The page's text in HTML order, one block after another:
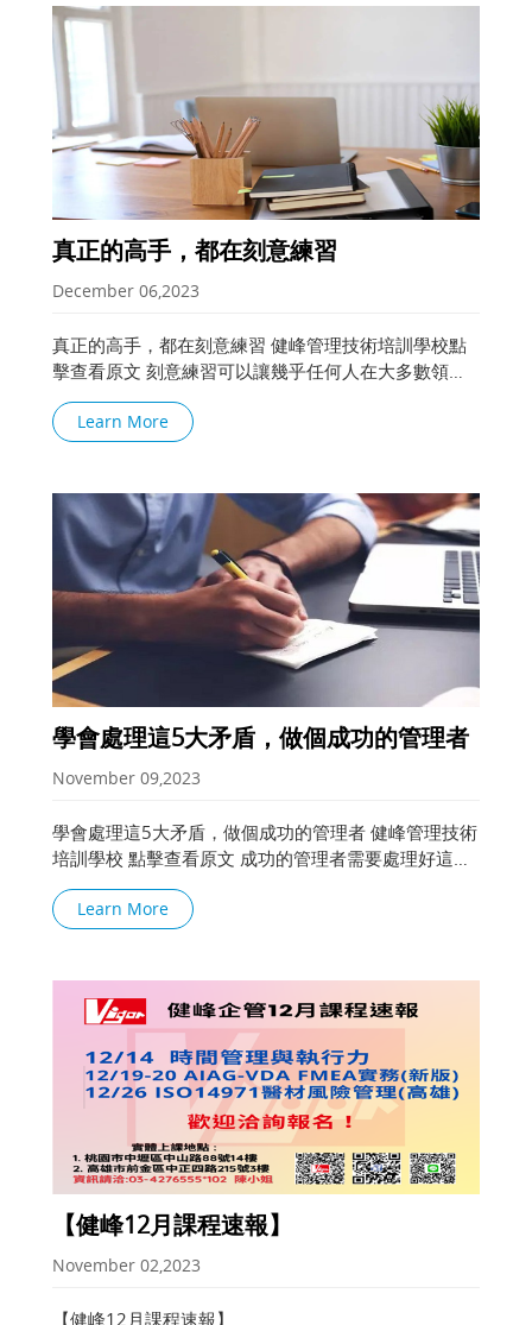
真正的高手，都在刻意練習
December 06,2023
真正的高手，都在刻意練習 健峰管理技術培訓學校點
擊查看原文 刻意練習可以讓幾乎任何人在大多數領域
成為高手， 如果能更早知道這一點，至少，能讓每一
個渴望成長的人， 在奮鬥路上可以少走很多彎路。 01
所
Learn More
學會處理這5大矛盾，做個成功的管理者
November 09,2023
學會處理這5大矛盾，做個成功的管理者 健峰管理技術
培訓學校 點擊查看原文 成功的管理者需要處理好這五
大矛盾，你同意嗎？ 幫人與管人的矛盾 針對時下員工
難管、不服管的情況，管理要從單純的「管」轉變為有
效
Learn More
【健峰12月課程速報】
November 02,2023
【健峰12月課程速報】